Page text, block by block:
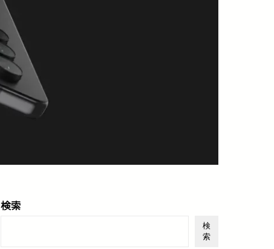
検索
検
索